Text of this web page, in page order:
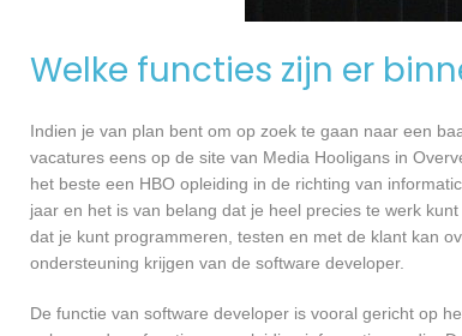
Welke functies zijn er
Indien je van plan bent om op zoek te gaan naar een
vacatures eens op de site van Media Hooligans in
het beste een HBO opleiding in de richting van
jaar en het is van belang dat je heel precies te werk
dat je kunt programmeren, testen en met de klant kan
ondersteuning krijgen van de software developer.
De functie van software developer is vooral gericht op